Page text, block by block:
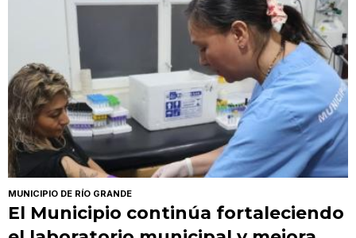
MUNICIPIO DE RÍO GRANDE
El Municipio continúa fortaleciendo